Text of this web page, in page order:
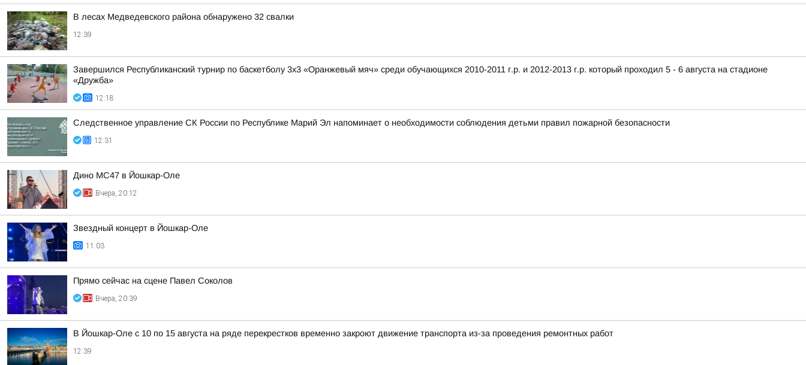
В лесах Медведевского района обнаружено 32 свалки
12:39
Завершился Республиканский турнир по баскетболу 3х3 «Оранжевый мяч» среди обучающихся 2010-2011 г.р. и 2012-2013 г.р. который проходил 5 - 6 августа на стадионе
«Дружба»
12:18
Следственное управление СК России по Республике Марий Эл напоминает о необходимости соблюдения детьми правил пожарной безопасности
12:31
Дино МС47 в Йошкар-Оле
Вчера, 20:12
Звездный концерт в Йошкар-Оле
11:03
Прямо сейчас на сцене Павел Соколов
Вчера, 20:39
В Йошкар-Оле с 10 по 15 августа на ряде перекрестков временно закроют движение транспорта из-за проведения ремонтных работ
12:39